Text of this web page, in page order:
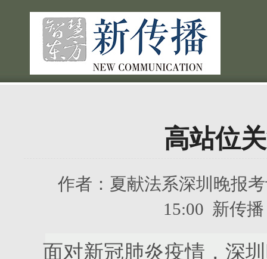
高站位
作者： 夏献法系深圳晚报
15:00 新传
面对新冠肺炎疫情，深